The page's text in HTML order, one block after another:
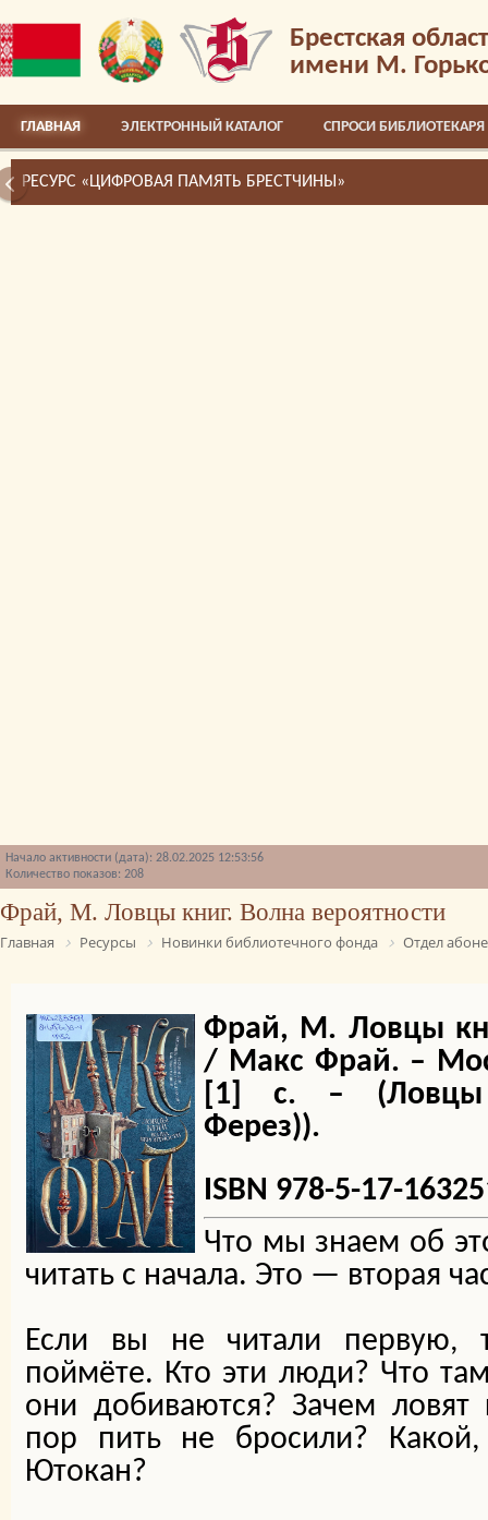
Брестская
имени М.
ГЛАВНАЯ ЭЛЕКТРОННЫЙ КАТАЛОГ СПРОСИ БИБЛИОТЕКАРЯ
РЕСУРС «ЦИФРОВАЯ ПАМЯТЬ БРЕСТЧИНЫ»
Начало активности (дата): 28.02.2025 12:53:56
Количество показов: 208
Фрай, М. Ловцы книг. Волна вероятности
Главная Ресурсы Новинки библиотечного фонда Отдел
Фрай, М. Ловцы
/ Макс Фрай. –
[1] с. – (Ловцы
Ферез)).
ISBN 978-5-17-
Что мы знаем об
читать с начала. Это — вторая
Если вы не читали первую,
поймёте. Кто эти люди? Что
они добиваются? Зачем
пор пить не бросили?
Ютокан?